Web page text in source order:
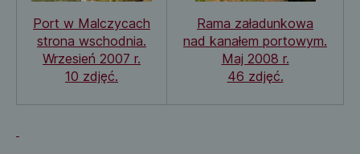
Port w Malczycach
strona wschodnia.
Wrzesień 2007 r.
10 zdjęć.
Rama załadunkowa
nad kanałem portowym.
Maj 2008 r.
46 zdjęć.